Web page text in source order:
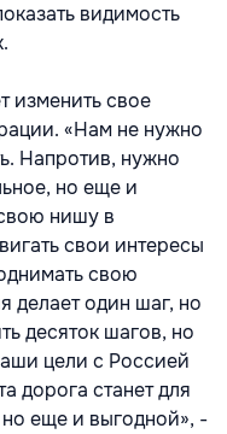
видимость
изменить свое
«Нам не нужно
Напротив, нужно
но еще и
нишу в
свои интересы
свою
делает один шаг, но
десяток шагов, но
цели с Россией
дорога станет для
еще и выгодной», -